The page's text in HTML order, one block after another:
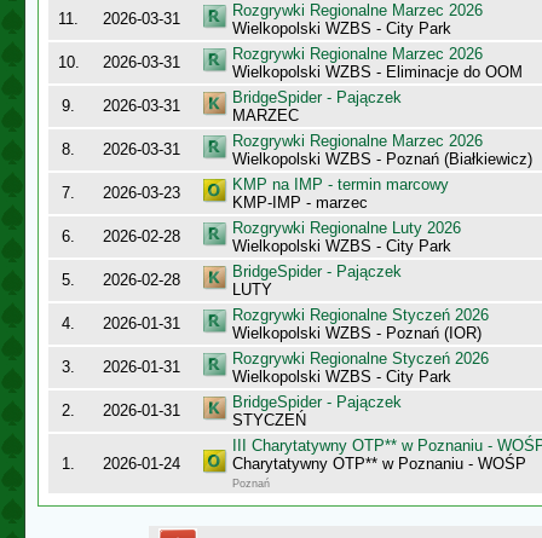
11.
2026-03-31
Rozgrywki Regionalne Marzec 2026
Wielkopolski WZBS - City Park
10.
2026-03-31
Rozgrywki Regionalne Marzec 2026
Wielkopolski WZBS - Eliminacje do OOM
9.
2026-03-31
BridgeSpider - Pajączek
MARZEC
8.
2026-03-31
Rozgrywki Regionalne Marzec 2026
Wielkopolski WZBS - Poznań (Białkiewicz)
7.
2026-03-23
KMP na IMP - termin marcowy
KMP-IMP - marzec
6.
2026-02-28
Rozgrywki Regionalne Luty 2026
Wielkopolski WZBS - City Park
5.
2026-02-28
BridgeSpider - Pajączek
LUTY
4.
2026-01-31
Rozgrywki Regionalne Styczeń 2026
Wielkopolski WZBS - Poznań (IOR)
3.
2026-01-31
Rozgrywki Regionalne Styczeń 2026
Wielkopolski WZBS - City Park
2.
2026-01-31
BridgeSpider - Pajączek
STYCZEŃ
1. 2026-01-24
III Charytatywny OTP** w Poznaniu -
Charytatywny OTP** w Poznaniu - WOŚP
Poznań